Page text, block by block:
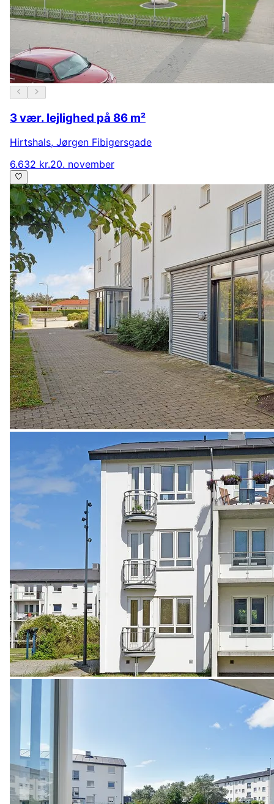
3 vær. lejlighed på 86 m²
Hirtshals, Jørgen Fibigersgade
6.632 kr.20. november